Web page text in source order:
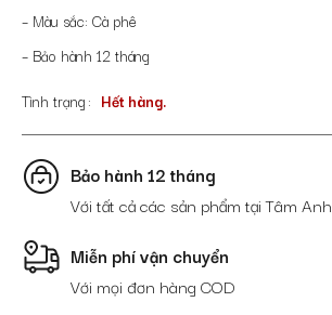
– Màu sắc: Cà phê
– Bảo hành 12 tháng
Tình trạng
Hết hàng.
Bảo hành 12 tháng
Với tất cả các sản phẩm tại Tâm Anh
Miễn phí vận chuyển
Với mọi đơn hàng COD